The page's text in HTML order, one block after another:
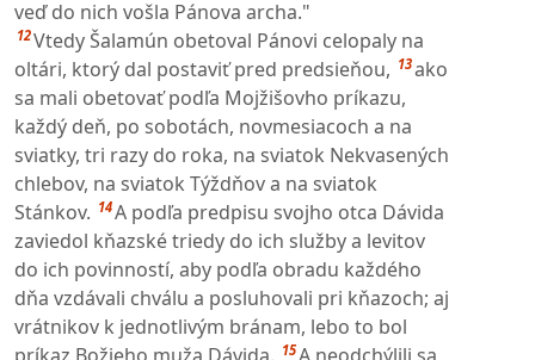
veď do nich vošla Pánova archa."
12Vtedy Šalamún obetoval Pánovi celopaly na
oltári, ktorý dal postaviť pred predsieňou, 13ako
sa mali obetovať podľa Mojžišovho príkazu,
každý deň, po sobotách, novmesiacoch a na
sviatky, tri razy do roka, na sviatok Nekvasených
chlebov, na sviatok Týždňov a na sviatok
Stánkov. 14A podľa predpisu svojho otca Dávida
zaviedol kňazské triedy do ich služby a levitov
do ich povinností, aby podľa obradu každého
dňa vzdávali chválu a posluhovali pri kňazoch; aj
vrátnikov k jednotlivým bránam, lebo to bol
príkaz Božieho muža Dávida. 15A neodchýlili sa